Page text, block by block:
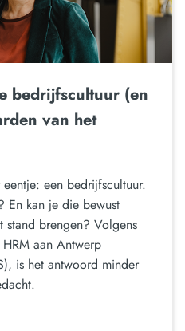
bedrijfscultuur (en
van het
een bedrijfscultuur.
En kan je die bewust
stand brengen? Volgens
aan Antwerp
is het antwoord minder